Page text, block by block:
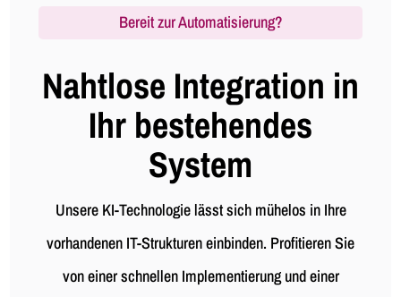
Bereit zur Automatisierung?
Nahtlose Integration in
Ihr bestehendes
System
Unsere KI-Technologie lässt sich mühelos in Ihre
vorhandenen IT-Strukturen einbinden. Profitieren Sie
von einer schnellen Implementierung und einer